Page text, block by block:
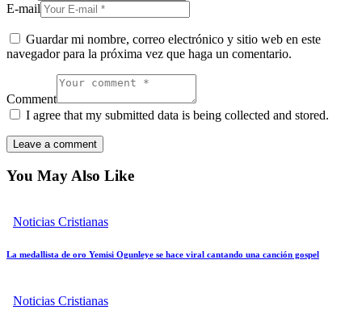
E-mail
Guardar mi nombre, correo electrónico y sitio web en este
navegador para la próxima vez que haga un comentario.
Comment
I agree that my submitted data is being collected and stored.
You May Also Like
Noticias Cristianas
La medallista de oro Yemisi Ogunleye se hace viral cantando una canción gospel
Noticias Cristianas